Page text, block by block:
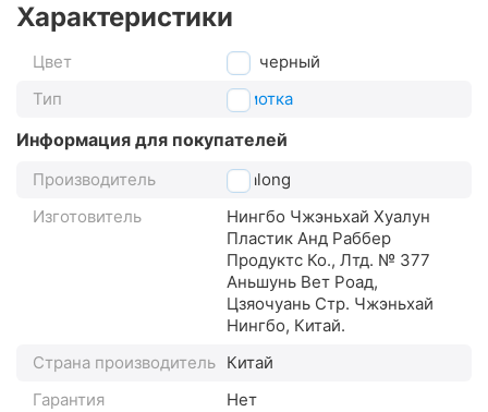
Характеристики
Цвет
черный
Тип
обмотка
Информация для покупателей
Производитель
Hualong
Изготовитель
Нингбо Чжэньхай Хуалун
Пластик Анд Раббер
Продуктс Ко., Лтд. № 377
Аньшунь Вет Роад,
Цзяочуань Стр. Чжэньхай
Нингбо, Китай.
Страна производитель Китай
Гарантия
Нет